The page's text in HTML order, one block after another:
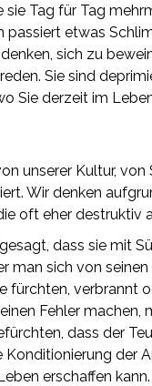
sie Tag für Tag
passiert etwas
sich zu
Sie sind
Sie derzeit im
unserer Kultur,
Wir denken
oft eher destruktiv
dass sie mit
man sich von
fürchten, verbrannt
Fehler machen,
dass der
Konditionierung der
erschaffen kann.